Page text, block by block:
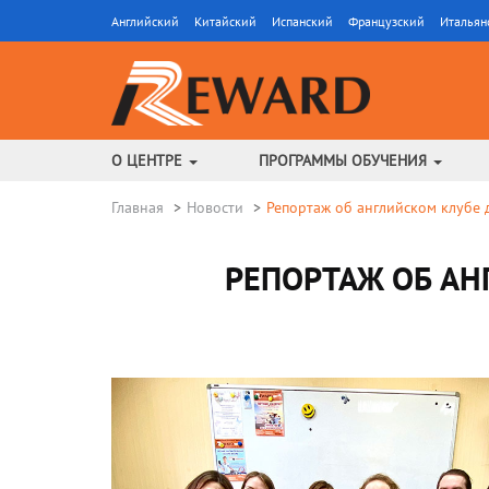
Английский Китайский Испанский Французский
О ЦЕНТРЕ ПРОГРАММЫ ОБУЧЕНИЯ
Главная Новости Репортаж об английском
РЕПОРТАЖ ОБ